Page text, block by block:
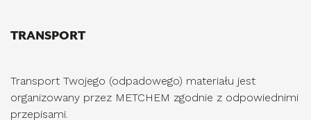
TRANSPORT
Transport Twojego (odpadowego) materiału jest
organizowany przez METCHEM zgodnie z odpowiednimi
przepisami.